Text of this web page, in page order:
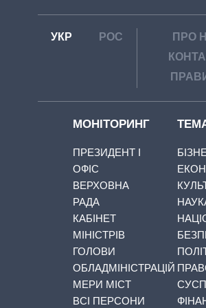
УКР РОС
ПРО
МОНІТОРИНГ
ПРЕЗИДЕНТ І
ОФІС
ВЕРХОВНА
РАДА
КАБІНЕТ
МІНІСТРІВ
ГОЛОВИ
ОБЛАДМІНІСТРАЦІЙ
МЕРИ МІСТ
ВСІ ПЕРСОНИ